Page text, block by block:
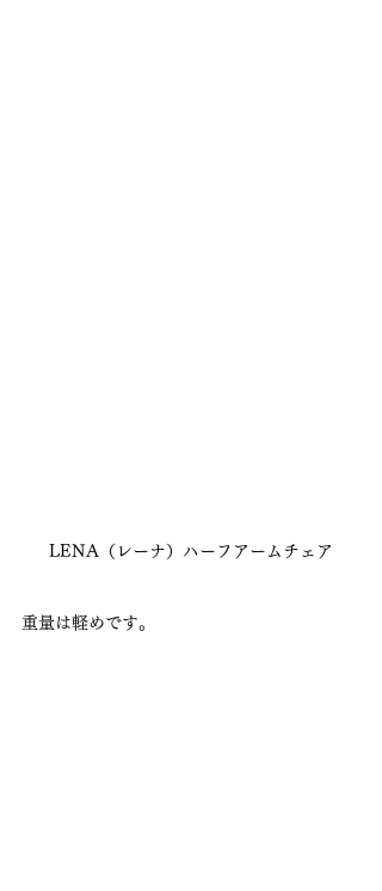
LENA（レーナ）ハーフアームチェア
重量は軽めです。